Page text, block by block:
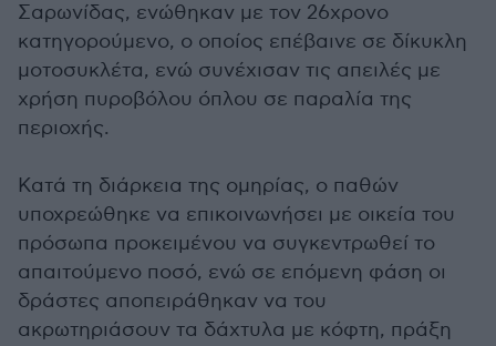
Σαρωνίδας, ενώθηκαν με τον 26χρονο
κατηγορούμενο, ο οποίος επέβαινε σε δίκυκλη
μοτοσυκλέτα, ενώ συνέχισαν τις απειλές με
χρήση πυροβόλου όπλου σε παραλία της
περιοχής.
Κατά τη διάρκεια της ομηρίας, ο παθών
υποχρεώθηκε να επικοινωνήσει με οικεία του
πρόσωπα προκειμένου να συγκεντρωθεί το
απαιτούμενο ποσό, ενώ σε επόμενη φάση οι
δράστες αποπειράθηκαν να του
ακρωτηριάσουν τα δάχτυλα με κόφτη, πράξη